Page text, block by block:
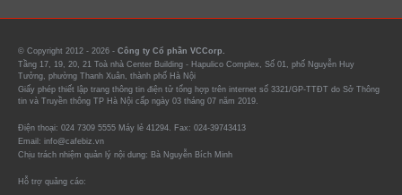
© Copyright 2012 - 2026 - Công ty Cổ phần VCCorp.
Tầng 17, 19, 20, 21 Toà nhà Center Building - Hapulico Complex, Số 01, phố Nguyễn Huy
Tưởng, phường Thanh Xuân, thành phố Hà Nội
Giấy phép thiết lập trang thông tin điện tử tổng hợp trên internet số 3321/GP-TTĐT do Sở Thông
tin và Truyền thông TP Hà Nội cấp ngày 03 tháng 07 năm 2019.
Điện thoại: 024 7309 5555 Máy lẻ 41294. Fax: 024-39743413
Email: info@cafebiz.vn
Chịu trách nhiệm quản lý nội dung: Bà Nguyễn Bích Minh
Hỗ trợ quảng cáo: